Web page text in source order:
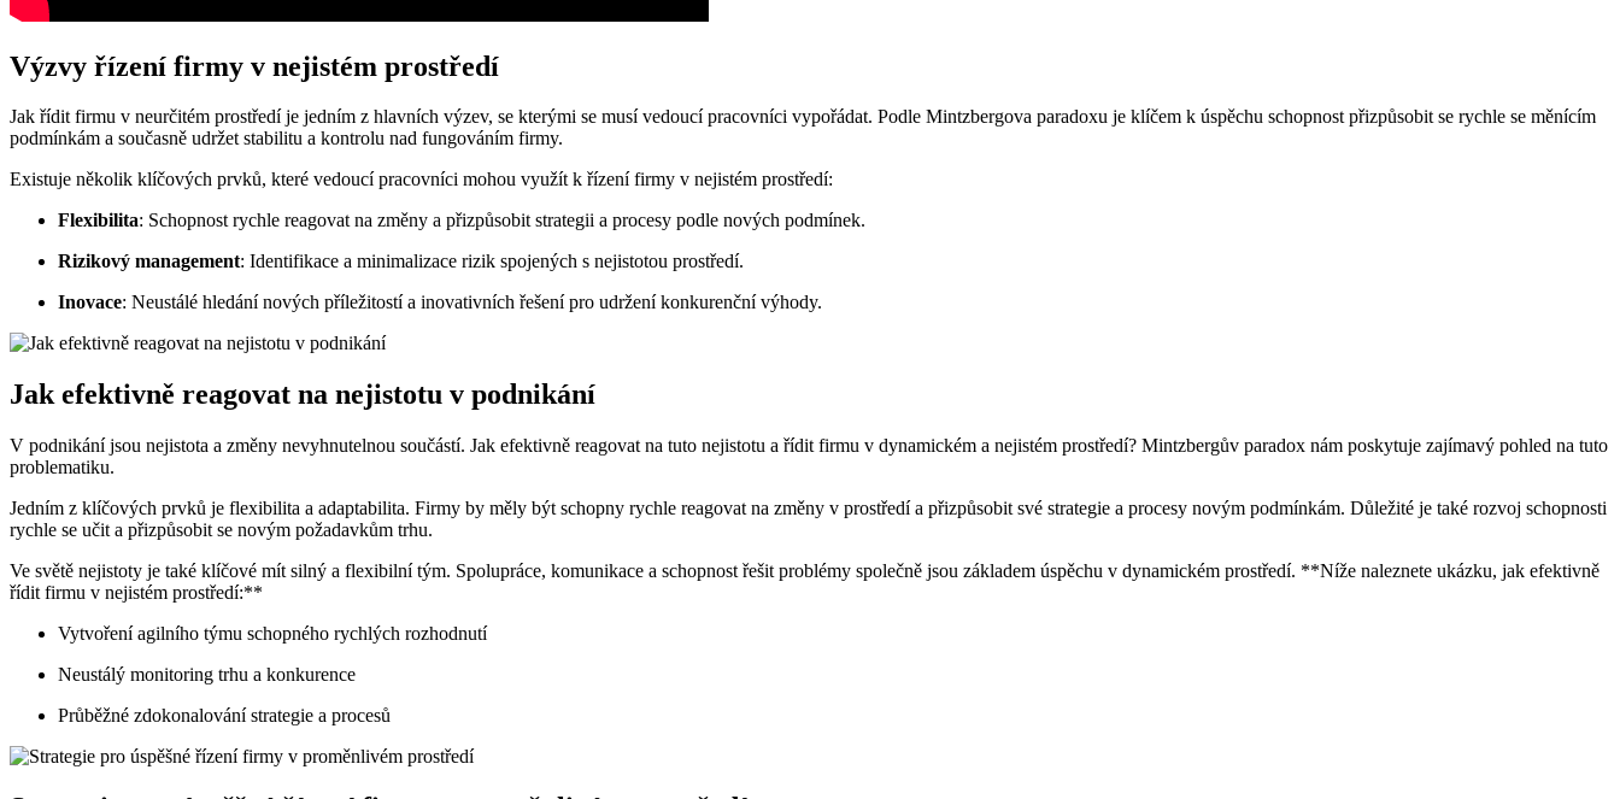
Výzvy řízení firmy v nejistém prostředí
Jak řídit firmu v neurčitém prostředí je jedním z hlavních výzev, se kterými se musí vedoucí pracovníci vypořádat. Podle Mintzbergova paradoxu je klíčem k úspěchu schopnost přizpůsobit se rychle se měnícím
podmínkám a současně udržet stabilitu a kontrolu nad fungováním firmy.
Existuje několik klíčových prvků, které vedoucí pracovníci mohou využít k řízení firmy v nejistém prostředí:
Flexibilita: Schopnost rychle reagovat na změny a přizpůsobit strategii a procesy podle nových podmínek.
Rizikový management: Identifikace a minimalizace rizik spojených s nejistotou prostředí.
Inovace: Neustálé hledání nových příležitostí a inovativních řešení pro udržení konkurenční výhody.
Jak efektivně reagovat na nejistotu v podnikání
V podnikání jsou nejistota a změny nevyhnutelnou součástí. Jak efektivně reagovat na tuto nejistotu a řídit firmu v dynamickém a nejistém prostředí? Mintzbergův paradox nám poskytuje zajímavý pohled na tuto
problematiku.
Jedním z klíčových prvků je flexibilita a adaptabilita. Firmy by měly být schopny rychle reagovat na změny v prostředí a přizpůsobit své strategie a procesy novým podmínkám. Důležité je také rozvoj schopnosti
rychle se učit a přizpůsobit se novým požadavkům trhu.
Ve světě nejistoty je také klíčové mít silný a flexibilní tým. Spolupráce, komunikace a schopnost řešit problémy společně jsou základem úspěchu v dynamickém prostředí. **Níže naleznete ukázku, jak efektivně
řídit firmu v nejistém prostředí:**
Vytvoření agilního týmu schopného rychlých rozhodnutí
Neustálý monitoring trhu a konkurence
Průběžné zdokonalování strategie a procesů